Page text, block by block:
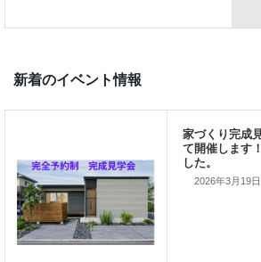
前の記事
家づく
2026年3月19日